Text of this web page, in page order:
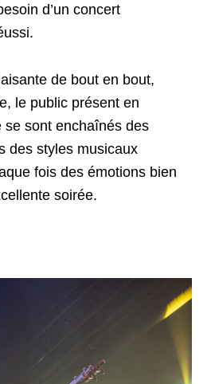
d’un concert
de bout en bout,
le public présent en
sont enchaînés des
des styles musicaux
fois des émotions bien
soirée.